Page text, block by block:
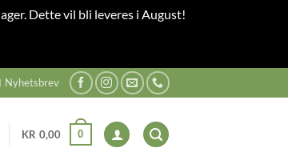
Dette vil bli leveres i August!
Nyhetsbrev
KR 0,00 0